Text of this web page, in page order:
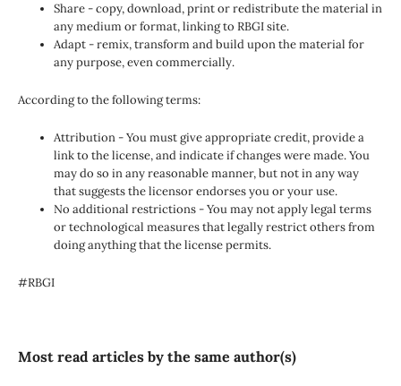
Share - copy, download, print or redistribute the material in
any medium or format, linking to RBGI site.
Adapt - remix, transform and build upon the material for
any purpose, even commercially.
According to the following terms:
Attribution - You must give appropriate credit, provide a
link to the license, and indicate if changes were made. You
may do so in any reasonable manner, but not in any way
that suggests the licensor endorses you or your use.
No additional restrictions - You may not apply legal terms
or technological measures that legally restrict others from
doing anything that the license permits.
#RBGI
Most read articles by the same author(s)